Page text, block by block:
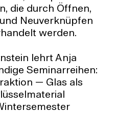
die durch Öffnen,
Neuverknüpfen
werden.
lehrt Anja
Seminarreihen:
— Glas als